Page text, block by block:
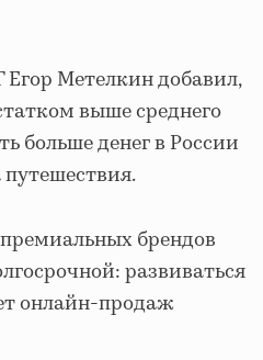
Метелкин добавил,
выше среднего
больше денег в России
брендов
развиваться
онлайн-продаж